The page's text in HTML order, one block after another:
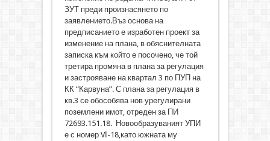
ЗУТ преди произнасянето по
заявлението.Въз основа на
предписанието е изработен проект за
изменение на плана, в обяснителната
записка към който е посочено, че той
третира промяна в плана за регулация
и застрояване на квартал 3 по ПУП на
КК “Карвуна”. С плана за регулация в
кв.3 се обособява нов урегулирани
поземлени имот, отреден за ПИ
72693.151.18. Новообразуваният УПИ
е с номер VІ-18,като южната му